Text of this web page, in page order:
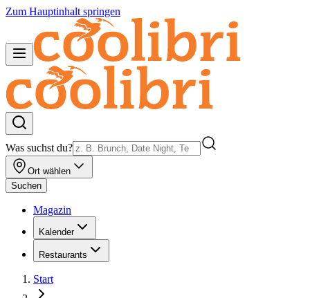
Zum Hauptinhalt springen
Was suchst du?
Ort wählen
Suchen
Magazin
Kalender
Restaurants
Start